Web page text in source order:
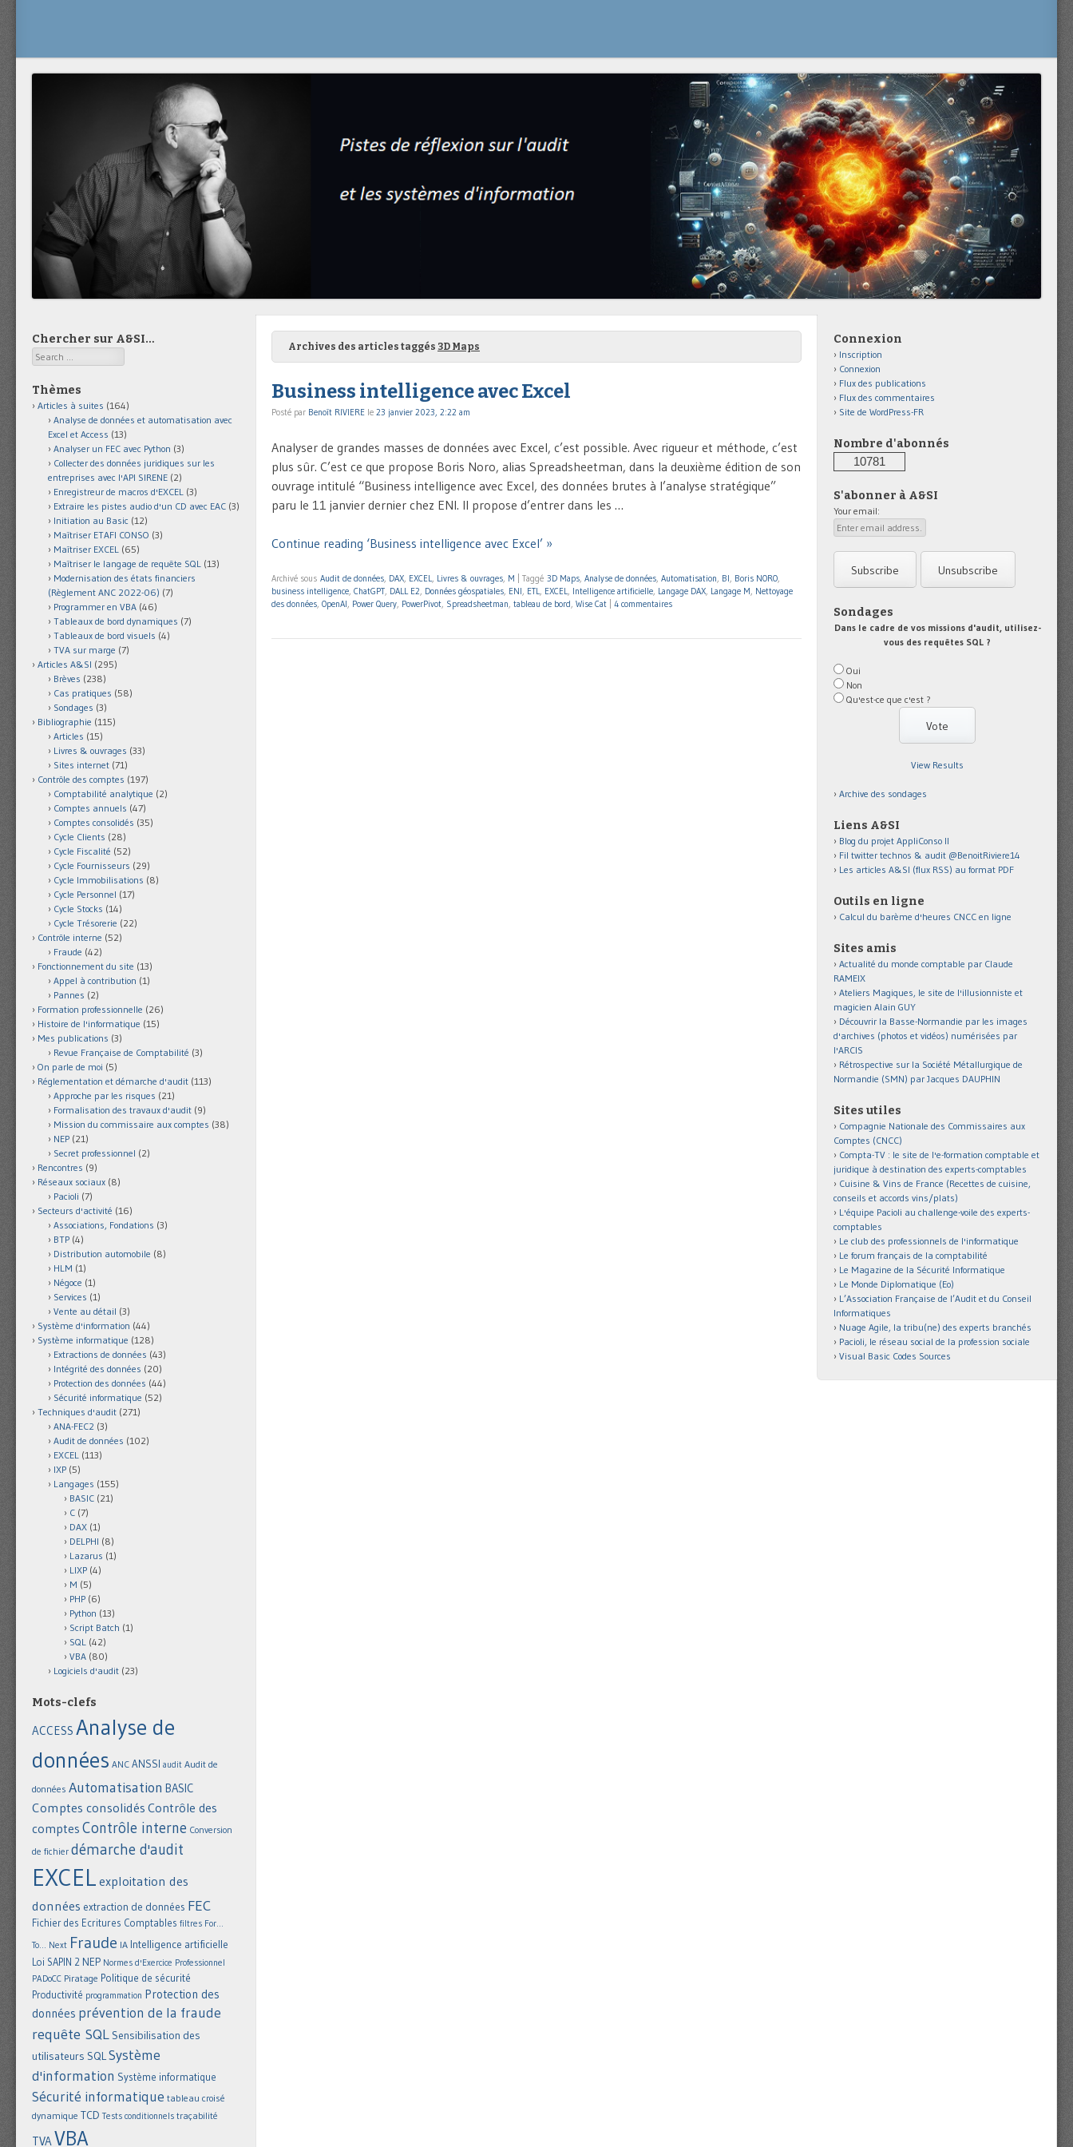
Archives des articles taggés 3D Maps
Business intelligence avec Excel
Posté par Benoît RIVIERE le 23 janvier 2023, 2:22 am
Analyser de grandes masses de données avec Excel, c’est possible. Avec rigueur et méthode, c’est
plus sûr. C’est ce que propose Boris Noro, alias Spreadsheetman, dans la deuxième édition de son
ouvrage intitulé “Business intelligence avec Excel, des données brutes à l’analyse stratégique”
paru le 11 janvier dernier chez ENI. Il propose d’entrer dans les …
Continue reading ‘Business intelligence avec Excel’ »
Archivé sous Audit de données, DAX, EXCEL, Livres & ouvrages, M Taggé 3D Maps, Analyse de données, Automatisation, BI, Boris NORO,
business intelligence, ChatGPT, DALL E2, Données géospatiales, ENI, ETL, EXCEL, Intelligence artificielle, Langage DAX, Langage M, Nettoyage
des données, OpenAI, Power Query, PowerPivot, Spreadsheetman, tableau de bord, Wise Cat 4 commentaires
Chercher sur A&SI…
Search
Thèmes
Articles à suites (164)
Analyse de données et automatisation avec
Excel et Access (13)
Analyser un FEC avec Python (3)
Collecter des données juridiques sur les
entreprises avec l'API SIRENE (2)
Enregistreur de macros d'EXCEL (3)
Extraire les pistes audio d'un CD avec EAC (3)
Initiation au Basic (12)
Maîtriser ETAFI CONSO (3)
Maîtriser EXCEL (65)
Maîtriser le langage de requête SQL (13)
Modernisation des états financiers
(Règlement ANC 2022-06) (7)
Programmer en VBA (46)
Tableaux de bord dynamiques (7)
Tableaux de bord visuels (4)
TVA sur marge (7)
Articles A&SI (295)
Brèves (238)
Cas pratiques (58)
Sondages (3)
Bibliographie (115)
Articles (15)
Livres & ouvrages (33)
Sites internet (71)
Contrôle des comptes (197)
Comptabilité analytique (2)
Comptes annuels (47)
Comptes consolidés (35)
Cycle Clients (28)
Cycle Fiscalité (52)
Cycle Fournisseurs (29)
Cycle Immobilisations (8)
Cycle Personnel (17)
Cycle Stocks (14)
Cycle Trésorerie (22)
Contrôle interne (52)
Fraude (42)
Fonctionnement du site (13)
Appel à contribution (1)
Pannes (2)
Formation professionnelle (26)
Histoire de l'informatique (15)
Mes publications (3)
Revue Française de Comptabilité (3)
On parle de moi (5)
Réglementation et démarche d'audit (113)
Approche par les risques (21)
Formalisation des travaux d'audit (9)
Mission du commissaire aux comptes (38)
NEP (21)
Secret professionnel (2)
Rencontres (9)
Réseaux sociaux (8)
Pacioli (7)
Secteurs d'activité (16)
Associations, Fondations (3)
BTP (4)
Distribution automobile (8)
HLM (1)
Négoce (1)
Services (1)
Vente au détail (3)
Système d'information (44)
Système informatique (128)
Extractions de données (43)
Intégrité des données (20)
Protection des données (44)
Sécurité informatique (52)
Techniques d'audit (271)
ANA-FEC2 (3)
Audit de données (102)
EXCEL (113)
IXP (5)
Langages (155)
BASIC (21)
C (7)
DAX (1)
DELPHI (8)
Lazarus (1)
LIXP (4)
M (5)
PHP (6)
Python (13)
Script Batch (1)
SQL (42)
VBA (80)
Logiciels d'audit (23)
Mots-clefs
ACCESS Analyse de
données ANC ANSSI audit Audit de
données Automatisation BASIC
Comptes consolidés Contrôle des
comptes Contrôle interne Conversion
de fichier démarche d'audit
EXCEL exploitation des
données extraction de données FEC
Fichier des Ecritures Comptables filtres For...
To... Next Fraude IA Intelligence artificielle
Loi SAPIN 2 NEP Normes d'Exercice Professionnel
PADoCC Piratage Politique de sécurité
Productivité programmation Protection des
données prévention de la fraude
requête SQL Sensibilisation des
utilisateurs SQLSystème
d'information Système informatique
Sécurité informatique tableau croisé
dynamique TCD Tests conditionnels traçabilité
TVAVBA
Connexion
Inscription
Connexion
Flux des publications
Flux des commentaires
Site de WordPress-FR
Nombre d'abonnés
10781
S'abonner à A&SI
Your email:
Sondages
Dans le cadre de vos missions d'audit, utilisez-
vous des requêtes SQL ?
Oui
Non
Qu'est-ce que c'est ?
View Results
Archive des sondages
Liens A&SI
Blog du projet AppliConso II
Fil twitter technos & audit @BenoitRiviere14
Les articles A&SI (flux RSS) au format PDF
Outils en ligne
Calcul du barème d'heures CNCC en ligne
Sites amis
Actualité du monde comptable par Claude
RAMEIX
Ateliers Magiques, le site de l'illusionniste et
magicien Alain GUY
Découvrir la Basse-Normandie par les images
d'archives (photos et vidéos) numérisées par
l'ARCIS
Rétrospective sur la Société Métallurgique de
Normandie (SMN) par Jacques DAUPHIN
Sites utiles
Compagnie Nationale des Commissaires aux
Comptes (CNCC)
Compta-TV : le site de l'e-formation comptable et
juridique à destination des experts-comptables
Cuisine & Vins de France (Recettes de cuisine,
conseils et accords vins/plats)
L'équipe Pacioli au challenge-voile des experts-
comptables
Le club des professionnels de l'informatique
Le forum français de la comptabilité
Le Magazine de la Sécurité Informatique
Le Monde Diplomatique (Eo)
L’Association Française de l’Audit et du Conseil
Informatiques
Nuage Agile, la tribu(ne) des experts branchés
Pacioli, le réseau social de la profession sociale
Visual Basic Codes Sources